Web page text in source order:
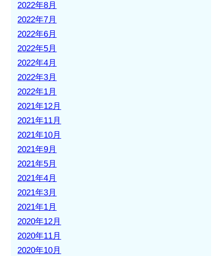
2022年8月
2022年7月
2022年6月
2022年5月
2022年4月
2022年3月
2022年1月
2021年12月
2021年11月
2021年10月
2021年9月
2021年5月
2021年4月
2021年3月
2021年1月
2020年12月
2020年11月
2020年10月